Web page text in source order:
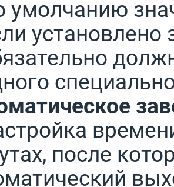
умолчанию
установлено
после